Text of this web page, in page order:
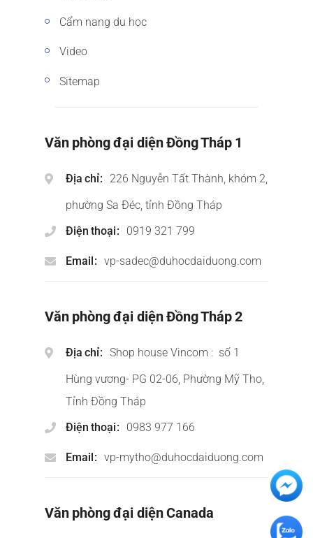
Cẩm nang du học
Video
Sitemap
Văn phòng đại diện Đồng Tháp 1
Địa chỉ
226 Nguyễn Tất Thành, khóm 2,
phường Sa Đéc, tỉnh Đồng Tháp
Điện thoại
0919 321 799
Email vp-sadec@duhocdaiduong.com
Văn phòng đại diện Đồng Tháp 2
Địa chỉ
Shop house Vincom : số 1
Hùng vương- PG 02-06, Phường Mỹ Tho,
Tỉnh Đồng Tháp
Điện thoại
0983 977 166
Email vp-mytho@duhocdaiduong.com
Văn phòng đại diện Canada